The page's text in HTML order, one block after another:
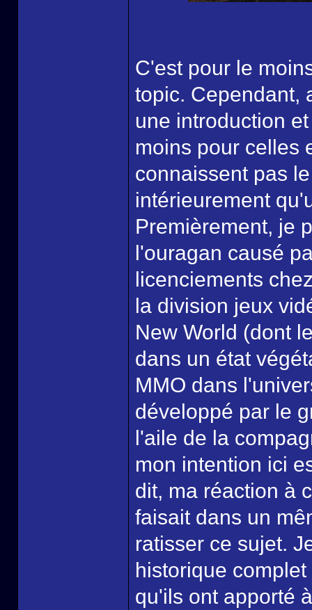
C'est pour le
topic. Cependant,
une introduction
moins pour celles
connaissent pas
intérieurement
Premièrement, je
l'ouragan causé
licenciements
la division jeux
New World (dont
dans un état
MMO dans
développé par le
l'aile de la
mon intention ici
dit, ma réaction à
faisait dans un
ratisser ce sujet.
historique
qu'ils ont apporté